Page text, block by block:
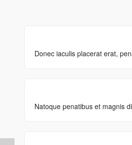
Donec iaculis placerat erat,
Natoque penatibus et magnis